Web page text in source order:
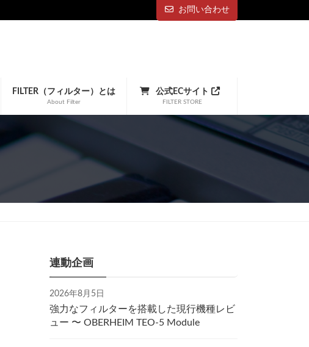
お問い合わせ
FILTER（フィルター）とは
About Filter
公式ECサイト
FILTER STORE
連動企画
2026年8月5日
強力なフィルターを搭載した現行機種レビ
ュー 〜 OBERHEIM TEO-5 Module